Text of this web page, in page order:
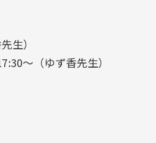
生）
〜（ゆず香先生）